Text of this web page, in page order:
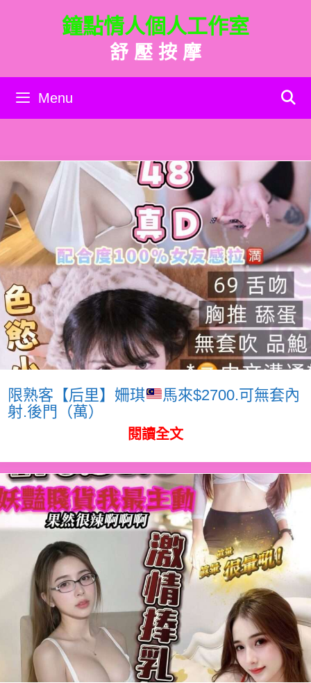
內
鐘點情人個人工作室
舒 壓 按 摩
Menu
限熟客【后里】姍琪
馬來$2700.可無套內
射.後門（萬）
閱讀全文